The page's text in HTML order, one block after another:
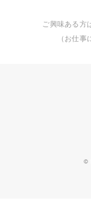
ご興味ある方
（お仕
©